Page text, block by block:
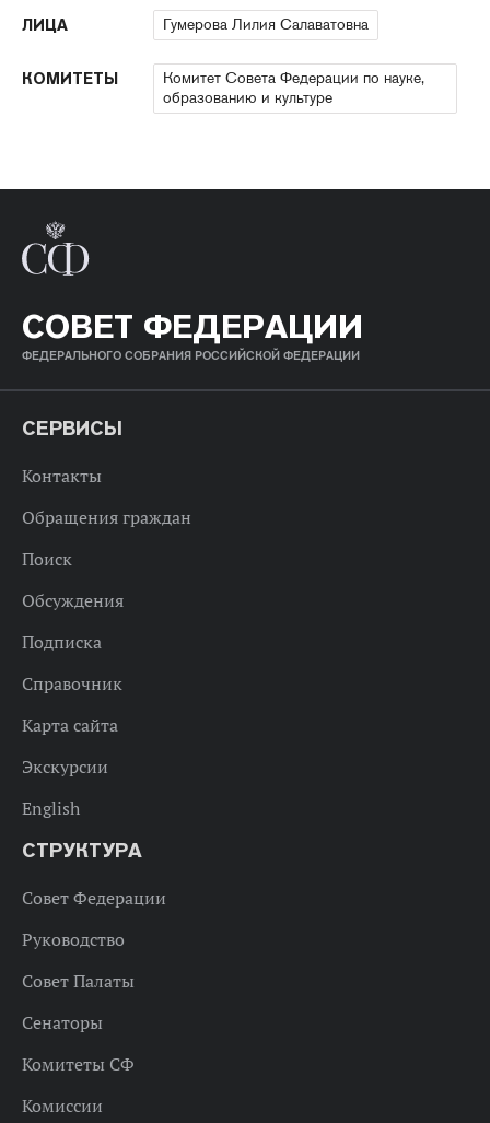
ЛИЦА Гумерова Лилия Салаватовна
КОМИТЕТЫ
Комитет Совета Федерации по науке,
образованию и культуре
СОВЕТ ФЕДЕРАЦИИ
ФЕДЕРАЛЬНОГО СОБРАНИЯ РОССИЙСКОЙ ФЕДЕРАЦИИ
СЕРВИСЫ
Контакты
Обращения граждан
Поиск
Обсуждения
Подписка
Справочник
Карта сайта
Экскурсии
English
СТРУКТУРА
Совет Федерации
Руководство
Совет Палаты
Сенаторы
Комитеты СФ
Комиссии